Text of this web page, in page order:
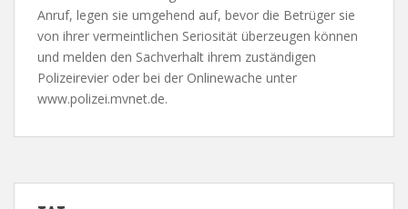
Anruf, legen sie umgehend auf, bevor die Betrüger sie
von ihrer vermeintlichen Seriosität überzeugen können
und melden den Sachverhalt ihrem zuständigen
Polizeirevier oder bei der Onlinewache unter
www.polizei.mvnet.de.